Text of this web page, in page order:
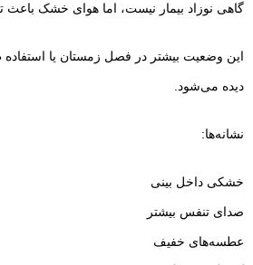
گاهی نوزاد بیمار نیست، اما هوای خشک
این وضعیت بیشتر در فصل زمستان یا
دیده می‌شود.
نشانه‌ها:
خشکی داخل بینی
صدای تنفس بیشتر
عطسه‌های خفیف